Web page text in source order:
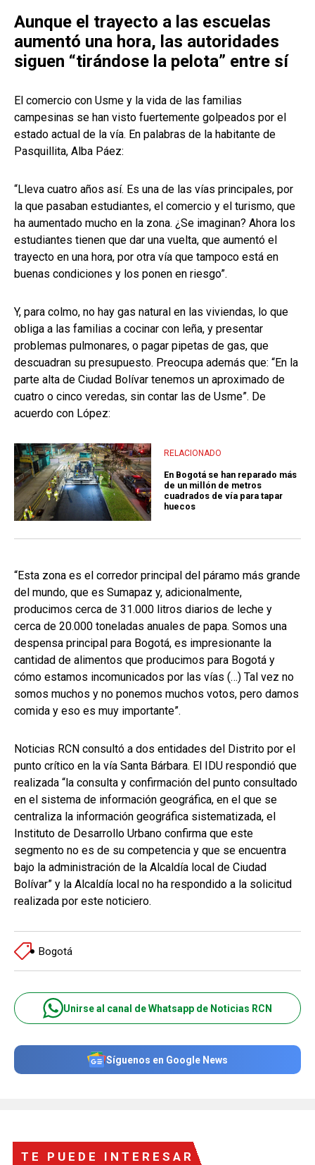
Aunque el trayecto a las escuelas
aumentó una hora, las autoridades
siguen “tirándose la pelota” entre sí
El comercio con Usme y la vida de las familias
campesinas se han visto fuertemente golpeados por el
estado actual de la vía. En palabras de la habitante de
Pasquillita, Alba Páez:
“Lleva cuatro años así. Es una de las vías principales, por
la que pasaban estudiantes, el comercio y el turismo, que
ha aumentado mucho en la zona. ¿Se imaginan? Ahora los
estudiantes tienen que dar una vuelta, que aumentó el
trayecto en una hora, por otra vía que tampoco está en
buenas condiciones y los ponen en riesgo”.
Y, para colmo, no hay gas natural en las viviendas, lo que
obliga a las familias a cocinar con leña, y presentar
problemas pulmonares, o pagar pipetas de gas, que
descuadran su presupuesto. Preocupa además que: “En la
parte alta de Ciudad Bolívar tenemos un aproximado de
cuatro o cinco veredas, sin contar las de Usme”. De
acuerdo con López:
RELACIONADO
En Bogotá se han reparado más
de un millón de metros
cuadrados de vía para tapar
huecos
“Esta zona es el corredor principal del páramo más grande
del mundo, que es Sumapaz y, adicionalmente,
producimos cerca de 31.000 litros diarios de leche y
cerca de 20.000 toneladas anuales de papa. Somos una
despensa principal para Bogotá, es impresionante la
cantidad de alimentos que producimos para Bogotá y
cómo estamos incomunicados por las vías (…) Tal vez no
somos muchos y no ponemos muchos votos, pero damos
comida y eso es muy importante”.
Noticias RCN consultó a dos entidades del Distrito por el
punto crítico en la vía Santa Bárbara. El IDU respondió que
realizada “la consulta y confirmación del punto consultado
en el sistema de información geográfica, en el que se
centraliza la información geográfica sistematizada, el
Instituto de Desarrollo Urbano confirma que este
segmento no es de su competencia y que se encuentra
bajo la administración de la Alcaldía local de Ciudad
Bolívar” y la Alcaldía local no ha respondido a la solicitud
realizada por este noticiero.
Bogotá
Unirse al canal de Whatsapp de Noticias RCN
Síguenos en Google News
TE PUEDE INTERESAR